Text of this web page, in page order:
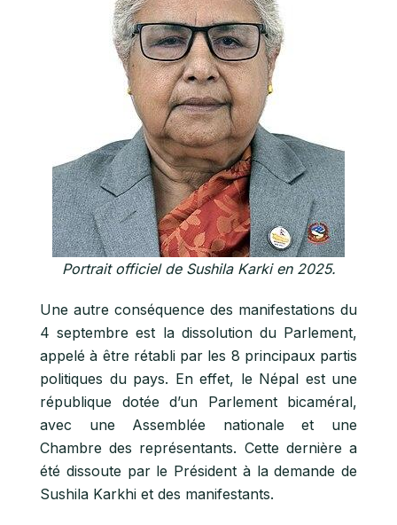
Portrait officiel de Sushila Karki en 2025.
Une autre conséquence des manifestations du
4 septembre est la dissolution du Parlement,
appelé à être rétabli par les 8 principaux partis
politiques du pays. En effet, le Népal est une
république dotée d’un Parlement bicaméral,
avec une Assemblée nationale et une
Chambre des représentants. Cette dernière a
été dissoute par le Président à la demande de
Sushila Karkhi et des manifestants.